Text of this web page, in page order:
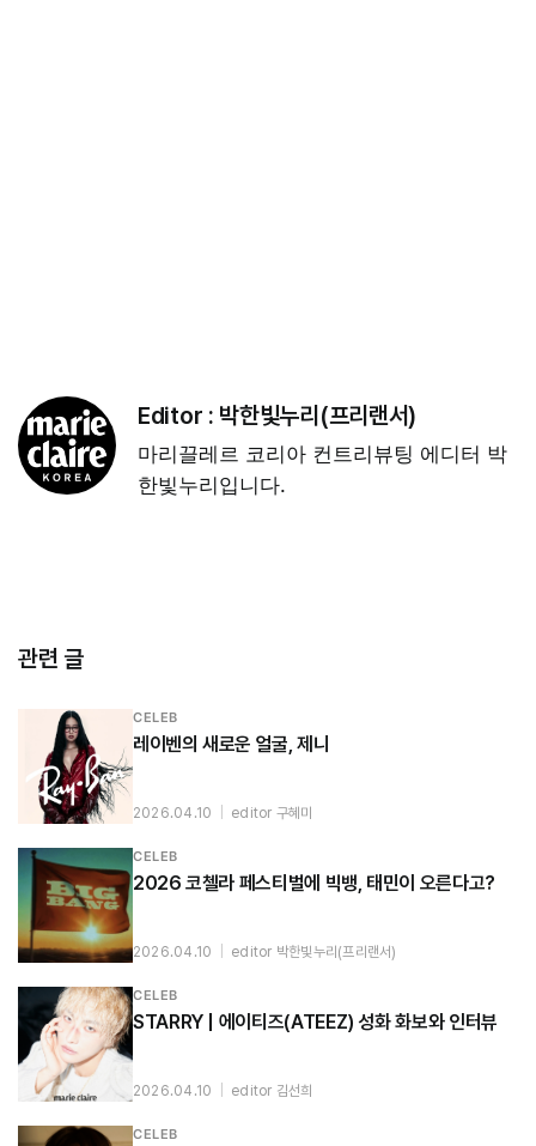
Editor : 박한빛누리(프리랜서)
마리끌레르 코리아 컨트리뷰팅 에디터 박
한빛누리입니다.
관련 글
CELEB
레이벤의 새로운 얼굴, 제니
2026.04.10 editor 구혜미
CELEB
2026 코첼라 페스티벌에 빅뱅, 태민이 오른다고?
2026.04.10 editor 박한빛누리(프리랜서)
CELEB
STARRY | 에이티즈(ATEEZ) 성화 화보와 인터뷰
2026.04.10 editor 김선희
CELEB